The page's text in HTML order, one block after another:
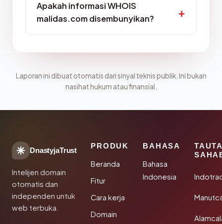
Apakah informasi WHOIS
malidas.com disembunyikan?
Laporan ini dibuat otomatis dari sinyal teknis publik. Ini bukan
nasihat hukum atau finansial.
DnastyjaTrust
Intelijen domain
otomatis dan
independen untuk
web terbuka.
PRODUK
Beranda
Fitur
Cara kerja
Domain
BAHASA
Bahasa
Indonesia